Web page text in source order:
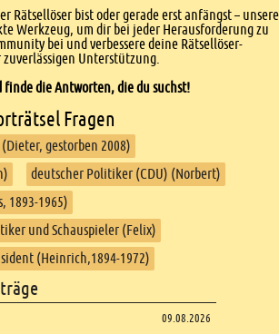
Rätsellöser bist oder gerade erst anfängst – unsere
Werkzeug, um dir bei jeder Herausforderung zu
bei und verbessere deine Rätsellöser-
Unterstützung.
finde die Antworten, die du suchst!
Fragen
gestorben 2008)
deutscher Politiker (CDU) (Norbert)
1893-1965)
und Schauspieler (Felix)
(Heinrich,1894-1972)
09.08.2026